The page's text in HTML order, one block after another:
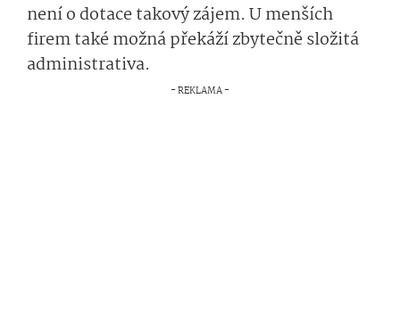
není o dotace takový zájem. U menších
firem také možná překáží zbytečně složitá
administrativa.